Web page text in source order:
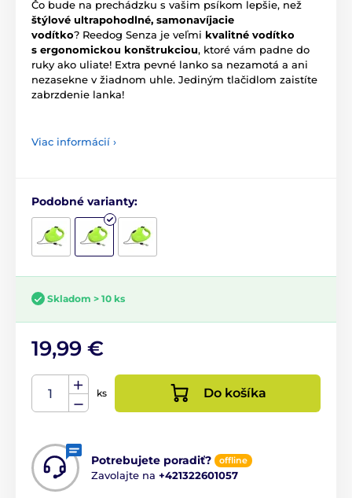
Čo bude na prechádzku s vašim psíkom lepšie, než
štýlové ultrapohodlné, samonavíjacie
vodítko? Reedog Senza je veľmi kvalitné vodítko
s ergonomickou konštrukciou, ktoré vám padne do
ruky ako uliate! Extra pevné lanko sa nezamotá a ani
nezasekne v žiadnom uhle. Jediným tlačidlom zaistíte
zabrzdenie lanka!
Viac informácií ›
Podobné varianty:
Skladom > 10 ks
19,99 €
ks Do košíka
Potrebujete poradiť? offline
Zavolajte na +421322601057